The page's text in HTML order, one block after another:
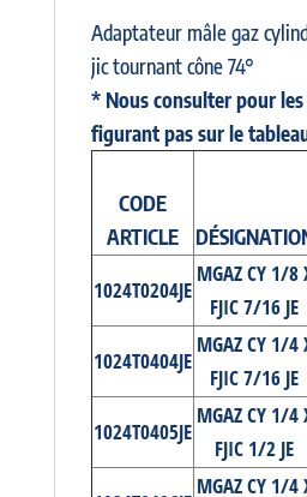
Adaptateur mâle gaz
jic tournant cône 74°
* Nous consulter pour
figurant pas sur le
CODE
ARTICLE
1024T0204JE
MGAZ CY 1/8
FJIC 7/16 JE
1024T0404JE
MGAZ CY 1/4
FJIC 7/16 JE
1024T0405JE
MGAZ CY 1/4
FJIC 1/2 JE
MGAZ CY 1/4